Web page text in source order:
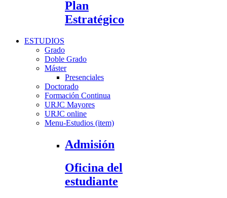
Plan
Estratégico
ESTUDIOS
Grado
Doble Grado
Máster
Presenciales
Doctorado
Formación Continua
URJC Mayores
URJC online
Menu-Estudios (item)
Admisión
Oficina del
estudiante